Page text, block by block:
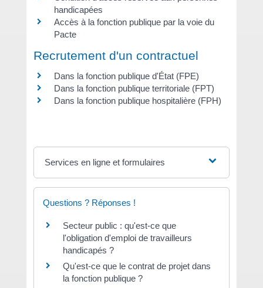
handicapées
Accès à la fonction publique par la voie du
Pacte
Recrutement d'un contractuel
Dans la fonction publique d'État (FPE)
Dans la fonction publique territoriale (FPT)
Dans la fonction publique hospitalière (FPH)
Services en ligne et formulaires
Questions ? Réponses !
Secteur public : qu'est-ce que
l'obligation d'emploi de travailleurs
handicapés ?
Qu'est-ce que le contrat de projet dans
la fonction publique ?